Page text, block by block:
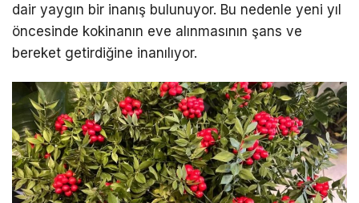
dair yaygın bir inanış bulunuyor. Bu nedenle yeni yıl
öncesinde kokinanın eve alınmasının şans ve
bereket getirdiğine inanılıyor.